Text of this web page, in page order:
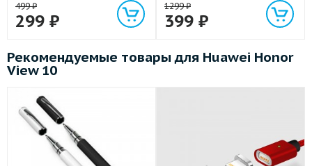
499₽
299 ₽
1299₽
399 ₽
Рекомендуемые товары для Huawei Honor
View 10